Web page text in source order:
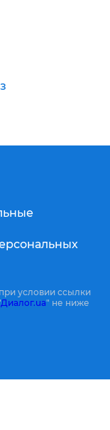
условии ссылки
Диалог.ua" не ниже